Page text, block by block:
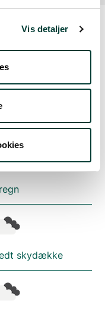
Vis detaljer
regn
skydække